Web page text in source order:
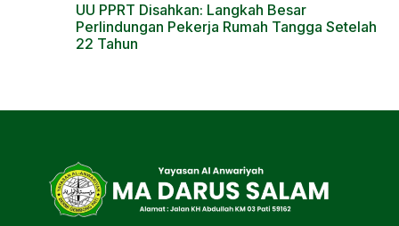
UU PPRT Disahkan: Langkah Besar
Perlindungan Pekerja Rumah Tangga Setelah
22 Tahun